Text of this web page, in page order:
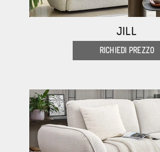
JILL
RICHIEDI PREZZO